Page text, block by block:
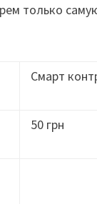
только
Смарт
50 грн